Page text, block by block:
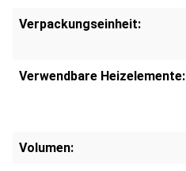
Verpackungseinheit:
Verwendbare Heizelemente:
Volumen: